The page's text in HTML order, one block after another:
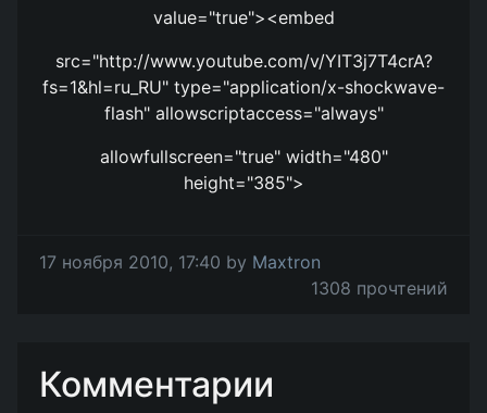
value="true"><embed
src="http://www.youtube.com/v/YIT3j7T4crA?
fs=1&hl=ru_RU" type="application/x-shockwave-
flash" allowscriptaccess="always"
allowfullscreen="true" width="480"
height="385">
17 ноября 2010, 17:40 by Maxtron
1308 прочтений
Комментарии